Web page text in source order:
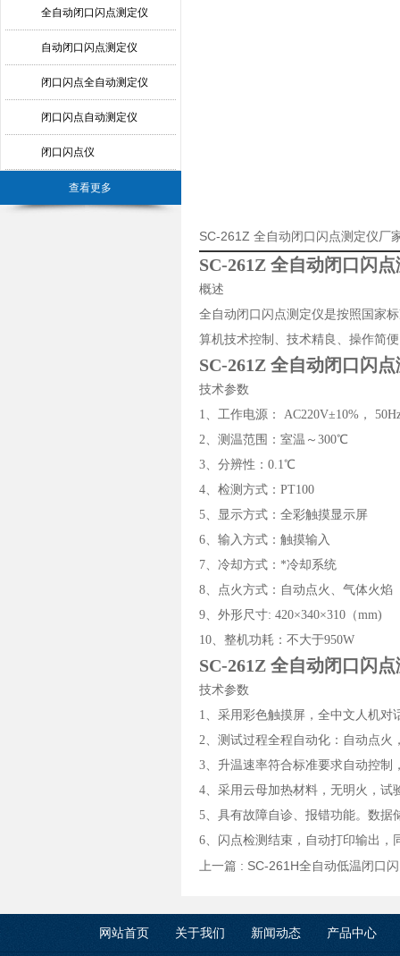
全自动闭口闪点测定仪
自动闭口闪点测定仪
闭口闪点全自动测定仪
闭口闪点自动测定仪
闭口闪点仪
查看更多
SC-261Z 全自动闭口闪点测定仪厂
SC-261Z 全自动闭口闪
概述
全自动闭口闪点测定仪是按照国家
算机技术控制、技术精良、操作简
SC-261Z 全自动闭口闪
技术参数
1、工作电源： AC220V±10%，
2、测温范围：室温～300℃
3、分辨性：0.1℃
4、检测方式：PT100
5、显示方式：全彩触摸显示屏
6、输入方式：触摸输入
7、冷却方式：*冷却系统
8、点火方式：自动点火、气体火焰
9、外形尺寸: 420×340×310（mm)
10、整机功耗：不大于950W
SC-261Z 全自动闭口闪
技术参数
1、采用彩色触摸屏，全中文人机对
2、测试过程全程自动化：自动点火
3、升温速率符合标准要求自动控制
4、采用云母加热材料，无明火，试
5、具有故障自诊、报错功能。数据
6、闪点检测结束，自动打印输出，
上一篇 : SC-261H全自动低温闭口
网站首页 关于我们 新闻动态 产品中心